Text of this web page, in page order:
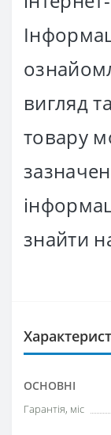
вигляд
товару
знайти
ОСНОВНІ
Гарантія, міс